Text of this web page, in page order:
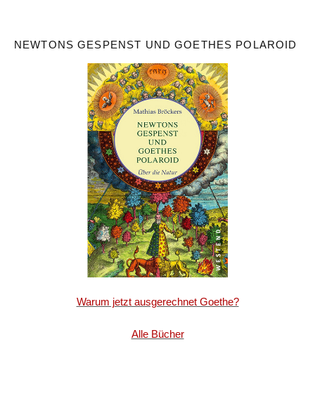
NEWTONS GESPENST UND GOETHES POLAROID
Warum jetzt ausgerechnet Goethe?
Alle Bücher